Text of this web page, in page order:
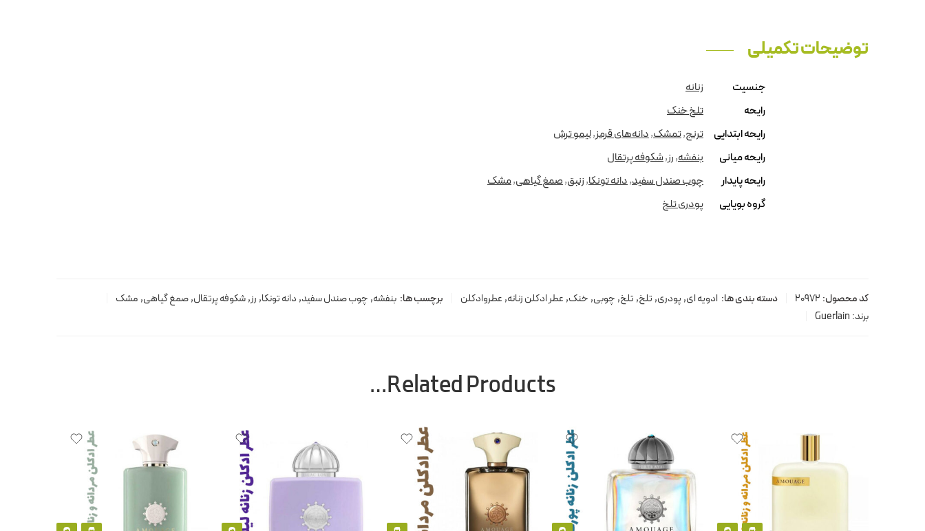
توضیحات تکمیلی
جنسیت
زنانه
رایحه
تلخ خنک
رایحه ابتدایی
ترنج,تمشک,دانه‌های قرمز,لیمو ترش
رایحه میانی
بنفشه,رز,شکوفه پرتقال
رایحه پایدار
چوب صندل سفید,دانه تونکا,زنبق,صمغ گیاهی,مشک
گروه بویایی
پودری تلخ
کد محصول: 20972 دسته بندی ها: ادویه ای, پودری, تلخ, تلخ, چوبی, خنک, عطر ادکلن زنانه, عطروادکلن برچسب ها: بنفشه, چوب صندل سفید, دانه تونکا, رز,شکوفه پرتقال,صمغ گیاهی, مشک
برند: Guerlain
Related Products…